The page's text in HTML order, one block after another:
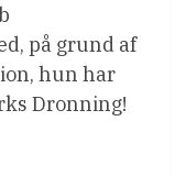
på grund af
hun har
Dronning!